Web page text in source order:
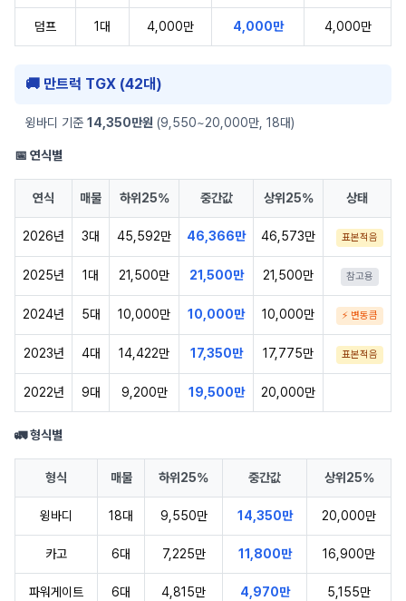
덤프 1대 4,000만 4,000만 4,000만
🚚 만트럭 TGX (42대)
윙바디 기준 14,350만원 (9,550~20,000만, 18대)
📅 연식별
연식 매물 하위25% 중간값 상위25% 상태
2026년 3대 45,592만 46,366만 46,573만 표본적음
2025년 1대 21,500만 21,500만 21,500만 참고용
2024년 5대 10,000만 10,000만 10,000만 ⚡ 변동큼
2023년 4대 14,422만 17,350만 17,775만 표본적음
2022년 9대 9,200만 19,500만 20,000만
🚛 형식별
형식 매물 하위25% 중간값 상위25%
윙바디 18대 9,550만 14,350만 20,000만
카고 6대 7,225만 11,800만 16,900만
파워게이트 6대 4,815만 4,970만 5,155만